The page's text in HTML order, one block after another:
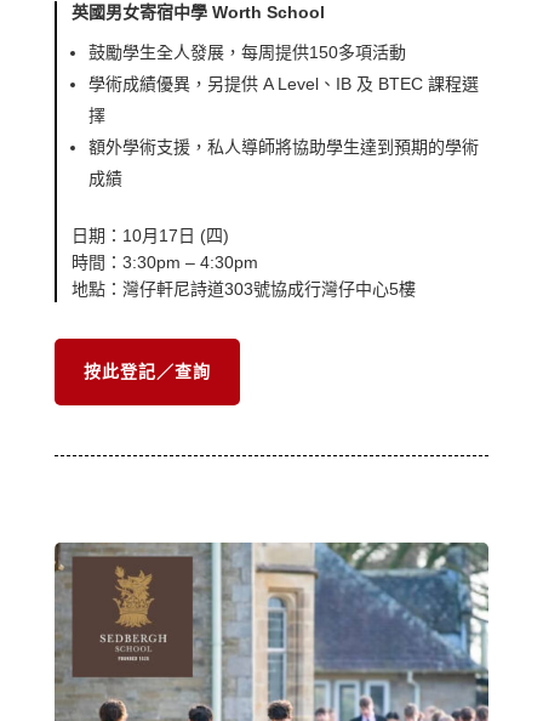
英國男女寄宿中學 Worth School
鼓勵學生全人發展，每周提供150多項活動
學術成績優異，另提供 A Level、IB 及 BTEC 課程選
擇
額外學術支援，私人導師將協助學生達到預期的學術
成績
日期：10月17日 (四)
時間：3:30pm – 4:30pm
地點：灣仔軒尼詩道303號協成行灣仔中心5樓
按此登記／查詢